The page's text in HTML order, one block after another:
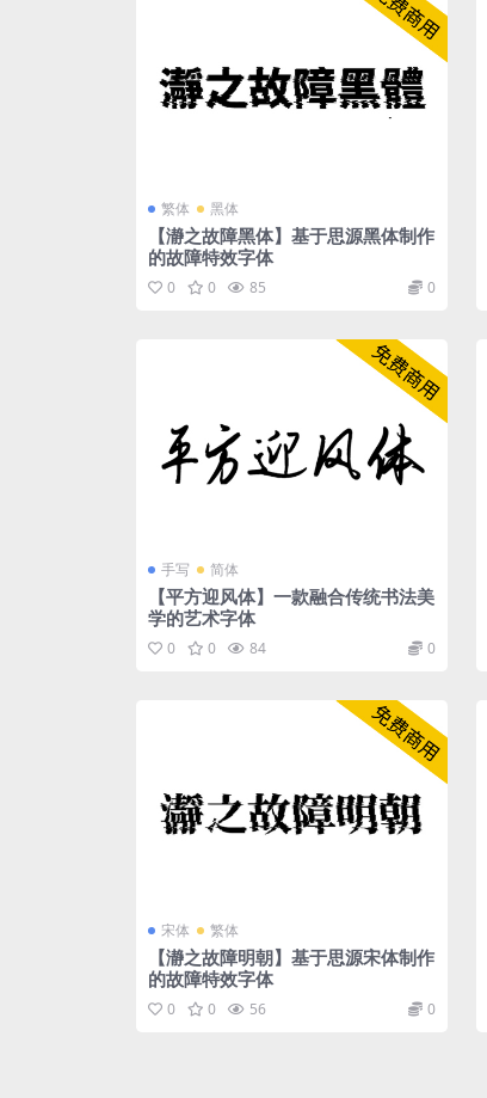
繁体 黑体
【瀞之故障黑体】基于思源黑体制作
的故障特效字体
0 0 85 0
手写 简体
【平方迎风体】一款融合传统书法美
学的艺术字体
0 0 84 0
宋体 繁体
【瀞之故障明朝】基于思源宋体制作
的故障特效字体
0 0 56 0